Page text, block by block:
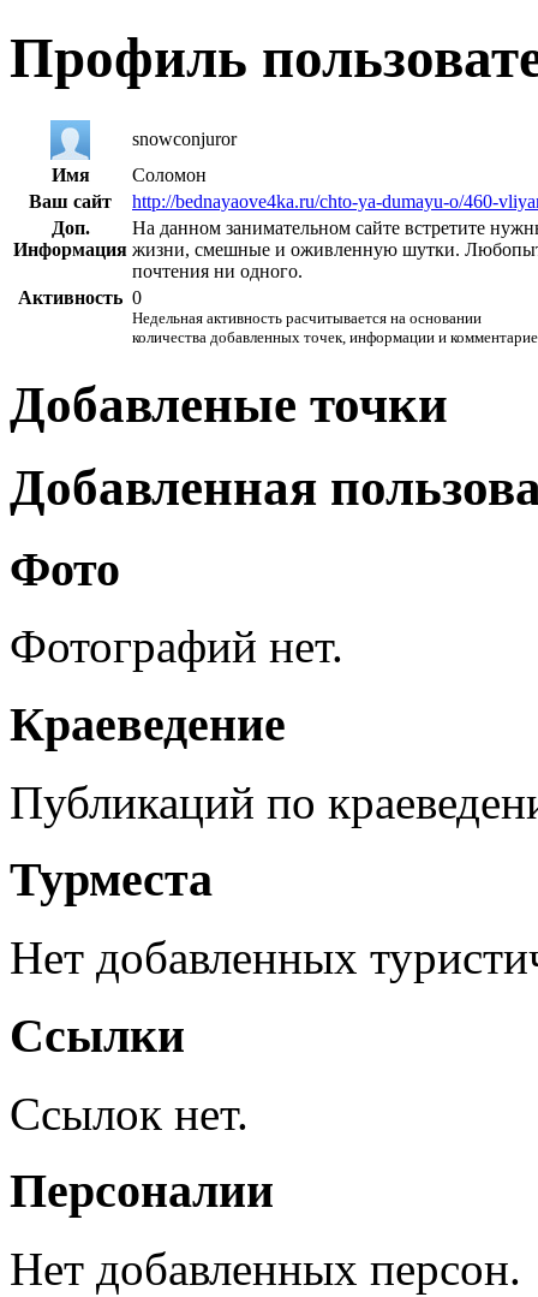
Профиль
snowconjuror
Имя
Соломон
Ваш сайт
http://bednayaove4ka.ru/chto-ya-dumayu-o/460-
Доп.
Информация
На данном занимательном сайте встретите
жизни, смешные и оживленную шутки.
почтения ни одного.
Активность 0
Недельная активность расчитывается на основании
количества добавленных точек, информации и
Добавленые точки
Добавленная
Фото
Фотографий нет.
Краеведение
Публикаций по
Турместа
Нет добавленных
Ссылки
Ссылок нет.
Персоналии
Нет добавленных персон.